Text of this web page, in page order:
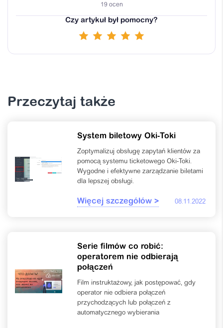
19 ocen
Czy artykuł był pomocny?
Przeczytaj także
System biletowy Oki-Toki
Zoptymalizuj obsługę zapytań klientów za
pomocą systemu ticketowego Oki-Toki.
Wygodne i efektywne zarządzanie biletami
dla lepszej obsługi.
Więcej szczegółów > 08.11.2022
Serie filmów co robić:
operatorem nie odbierają
połączeń
Film instruktażowy, jak postępować, gdy
operator nie odbiera połączeń
przychodzących lub połączeń z
automatycznego wybierania